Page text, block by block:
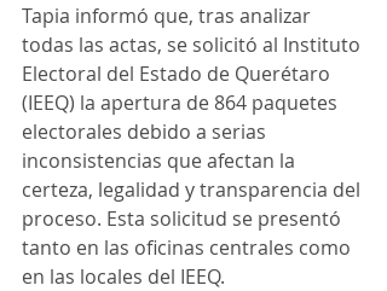
Tapia informó que, tras analizar
todas las actas, se solicitó al Instituto
Electoral del Estado de Querétaro
(IEEQ) la apertura de 864 paquetes
electorales debido a serias
inconsistencias que afectan la
certeza, legalidad y transparencia del
proceso. Esta solicitud se presentó
tanto en las oficinas centrales como
en las locales del IEEQ.